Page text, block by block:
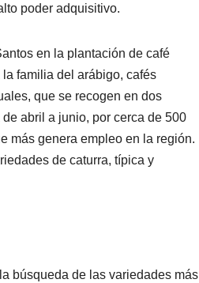
poder adquisitivo.
en la plantación de café
familia del arábigo, cafés
que se recogen en dos
abril a junio, por cerca de 500
más genera empleo en la región.
de caturra, típica y
búsqueda de las variedades más